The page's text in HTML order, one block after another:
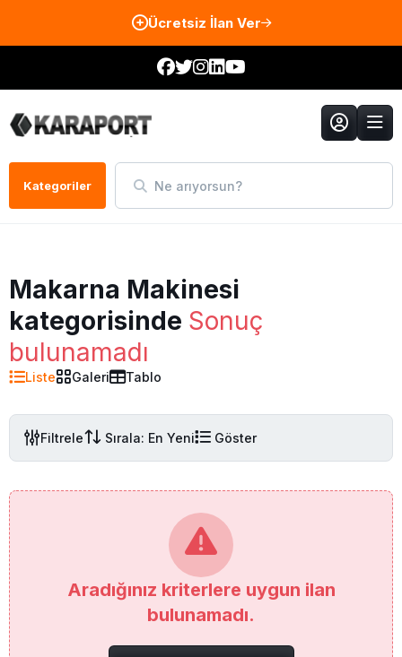
Ücretsiz İlan Ver
Kategoriler Ne arıyorsun?
Makarna Makinesi
kategorisinde Sonuç
bulunamadı
Liste Galeri Tablo
Filtrele Sırala: En Yeni Göster
Aradığınız kriterlere uygun ilan
bulunamadı.